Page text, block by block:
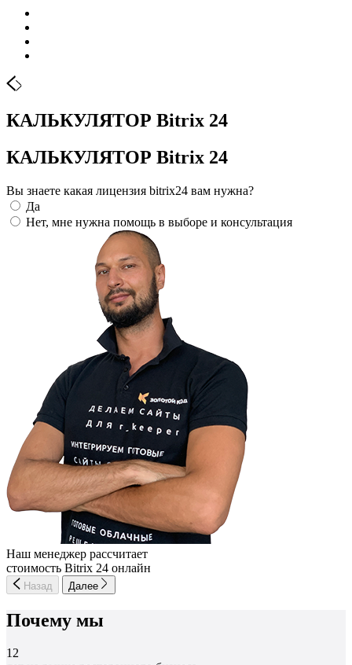
КАЛЬКУЛЯТОР Bitrix 24
КАЛЬКУЛЯТОР Bitrix 24
Вы знаете какая лицензия bitrix24 вам нужна?
Да
Нет, мне нужна помощь в выборе и консультация
Наш менеджер рассчитает
стоимость Bitrix 24 онлайн
Назад Далее
Почему мы
12